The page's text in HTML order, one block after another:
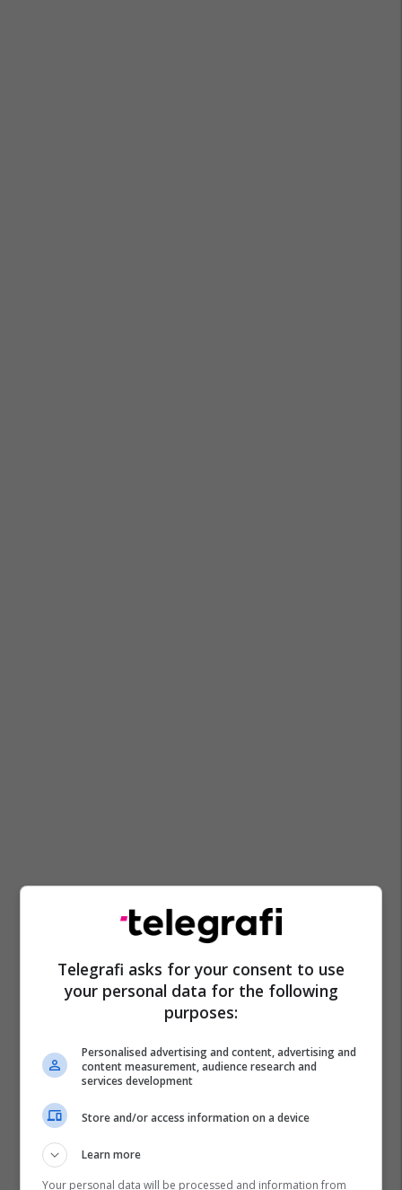
Telegrafi asks for your consent to use
your personal data for the following
purposes:
Personalised advertising and content, advertising and
content measurement, audience research and
services development
Store and/or access information on a device
Learn more
Your personal data will be processed and information from